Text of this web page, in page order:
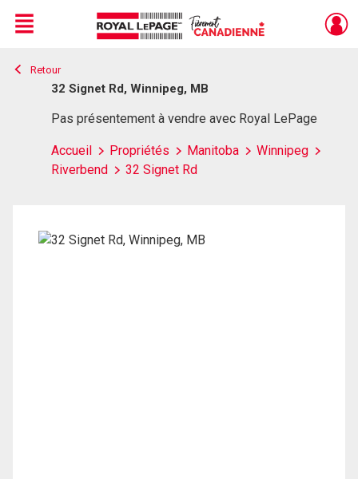
Live
En Direct
Menu
Retour
32 Signet Rd, Winnipeg, MB
Pas présentement à vendre avec Royal LePage
Accueil Propriétés Manitoba
Winnipeg
Riverbend
32 Signet Rd